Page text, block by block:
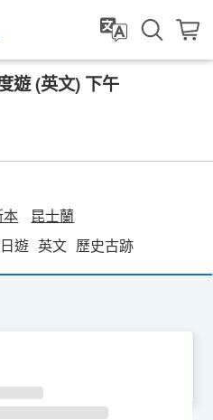
遊 (英文) 下午
本
昆士蘭
遊 英文 歷史古跡